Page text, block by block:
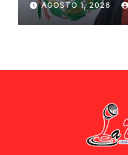
de Ollanta
AGOSTO 1, 2026